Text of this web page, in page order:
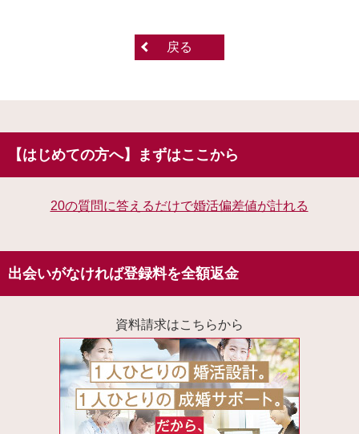
戻る
【はじめての方へ】まずはここから
20の質問に答えるだけで婚活偏差値が計れる
出会いがなければ登録料を全額返金
資料請求はこちらから